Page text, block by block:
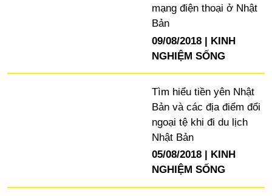
mạng điện thoại ở Nhật
Bản
09/08/2018
KINH
NGHIỆM SỐNG
Tìm hiểu tiền yên Nhật
Bản và các địa điểm đổi
ngoại tệ khi đi du lịch
Nhật Bản
05/08/2018
KINH
NGHIỆM SỐNG